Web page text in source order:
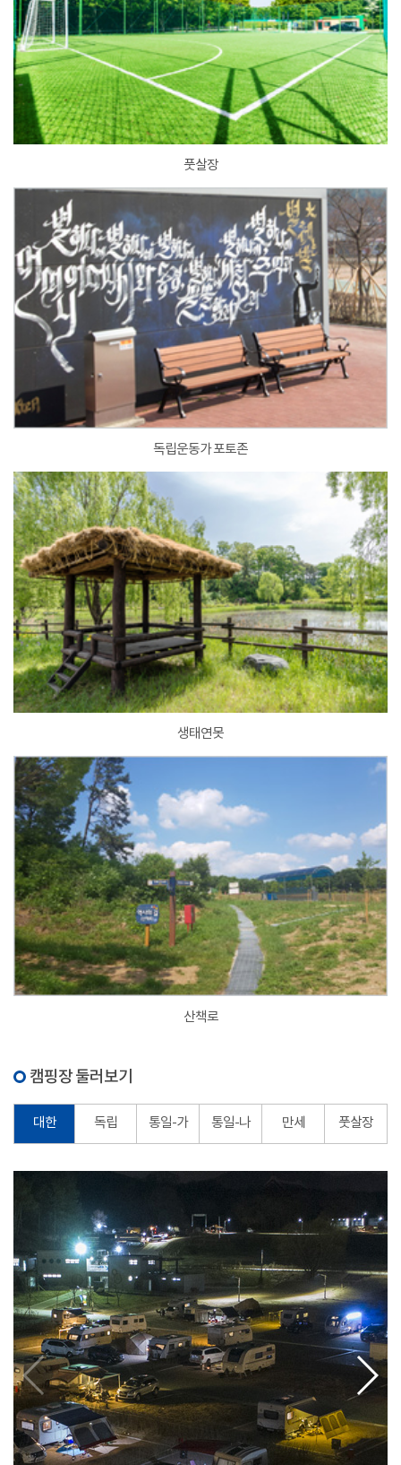
풋살장
독립운동가 포토존
생태연못
산책로
캠핑장 둘러보기
대한 독립 통일-가 통일-나 만세 풋살장